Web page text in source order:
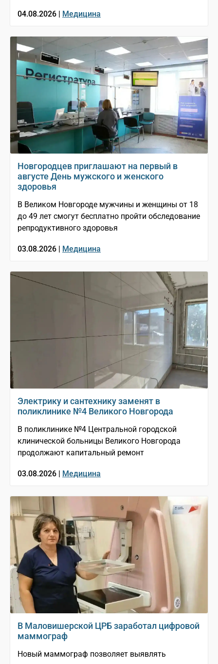
04.08.2026 | Медицина
Новгородцев приглашают на первый в
августе День мужского и женского
здоровья
В Великом Новгороде мужчины и женщины от 18
до 49 лет смогут бесплатно пройти обследование
репродуктивного здоровья
03.08.2026 | Медицина
Электрику и сантехнику заменят в
поликлинике №4 Великого Новгорода
В поликлинике №4 Центральной городской
клинической больницы Великого Новгорода
продолжают капитальный ремонт
03.08.2026 | Медицина
В Маловишерской ЦРБ заработал цифровой
маммограф
Новый маммограф позволяет выявлять